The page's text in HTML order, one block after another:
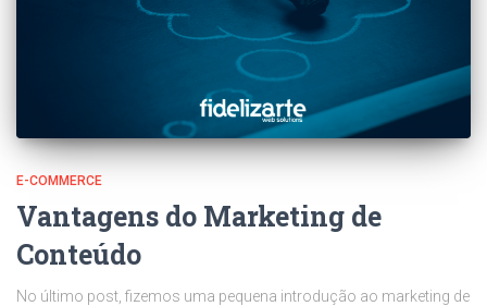
E-COMMERCE
Vantagens do Marketing de
Conteúdo
No último post, fizemos uma pequena introdução ao marketing de